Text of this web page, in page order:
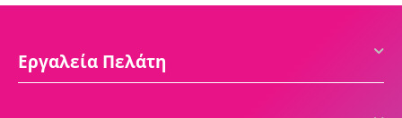
Εργαλεία Πελάτη